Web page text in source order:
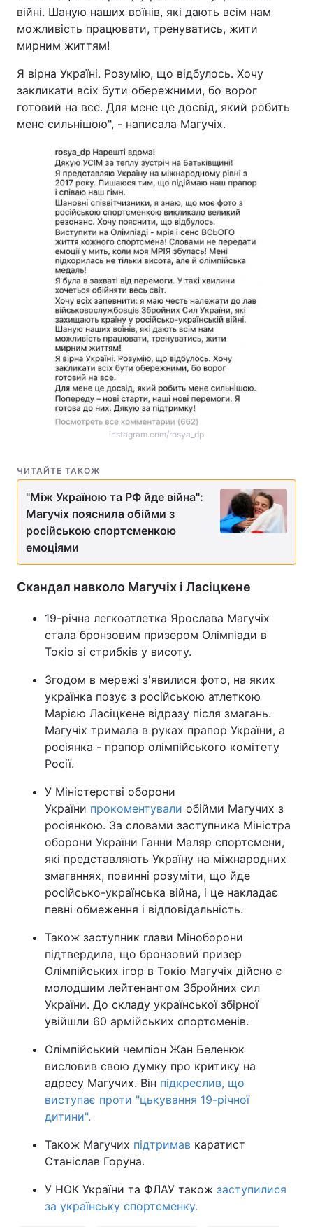
війні. Шаную наших воїнів, які дають всім нам
можливість працювати, тренуватись, жити
мирним життям!
Я вірна Україні. Розумію, що відбулось. Хочу
закликати всіх бути обережними, бо ворог
готовий на все. Для мене це досвід, який робить
мене сильнішою", - написала Магучіх.
instagram.com/rosya_dp
ЧИТАЙТЕ ТАКОЖ
"Між Україною та РФ йде війна":
Магучіх пояснила обійми з
російською спортсменкою
емоціями
Скандал навколо Магучіх і Ласіцкене
19-річна легкоатлетка Ярослава Магучіх
стала бронзовим призером Олімпіади в
Токіо зі стрибків у висоту.
Згодом в мережі з'явилися фото, на яких
українка позує з російською атлеткою
Марією Ласіцкене відразу після змагань.
Магучіх тримала в руках прапор України, а
росіянка - прапор олімпійського комітету
Росії.
У Міністерстві оборони
України прокоментували обійми Магучих з
росіянкою. За словами заступника Міністра
оборони України Ганни Маляр спортсмени,
які представляють Україну на міжнародних
змаганнях, повинні розуміти, що йде
російсько-українська війна, і це накладає
певні обмеження і відповідальність.
Також заступник глави Міноборони
підтвердила, що бронзовий призер
Олімпійських ігор в Токіо Магучіх дійсно є
молодшим лейтенантом Збройних сил
України. До складу української збірної
увійшли 60 армійських спортсменів.
Олімпійський чемпіон Жан Беленюк
висловив свою думку про критику на
адресу Магучих. Він підкреслив, що
виступає проти "цькування 19-річної
дитини".
Також Магучих підтримав каратист
Станіслав Горуна.
У НОК України та ФЛАУ також заступилися
за українську спортсменку.